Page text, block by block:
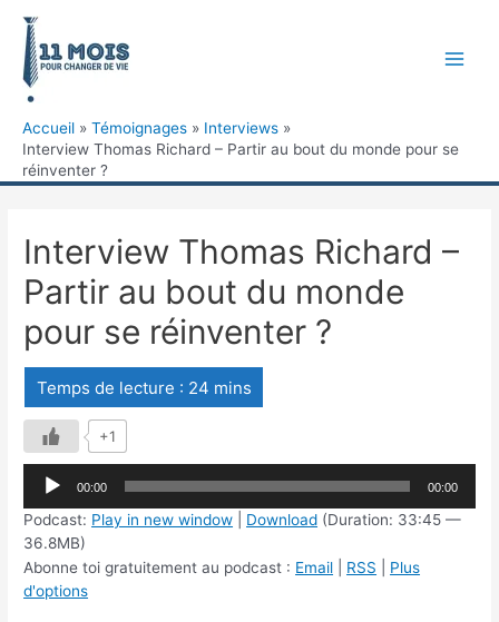
Accueil Témoignages
Interviews
Interview Thomas Richard – Partir au bout du monde pour se
réinventer ?
Interview Thomas Richard –
Partir au bout du monde
pour se réinventer ?
+1
Lecteur
audio
00:00 00:00
Podcast: Play in new window Download (Duration: 33:45 —
36.8MB)
Abonne toi gratuitement au podcast : Email RSS
Plus
d'options